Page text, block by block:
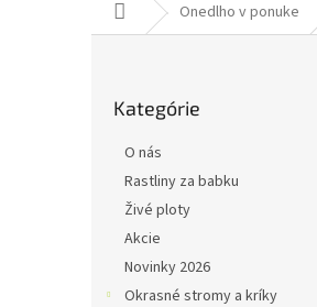
Domov Onedlho v ponuke
kategórie
Kategórie
O nás
Rastliny za babku
Živé ploty
Akcie
Novinky 2026
Okrasné stromy a kríky